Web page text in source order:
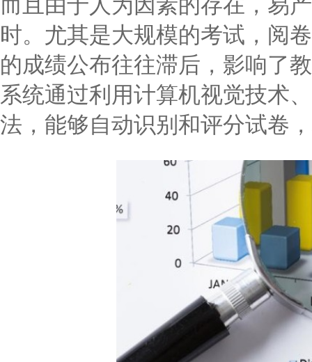
时。尤其是大规模的考试，阅
的成绩公布往往滞后，影响了
系统通过利用计算机视觉技术
法，能够自动识别和评分试卷